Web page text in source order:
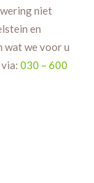
niet
en
wat we voor u
030 – 600